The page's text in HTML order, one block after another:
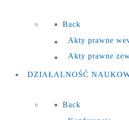
Back
Akty prawne
Akty prawne
DZIAŁALNOŚĆ
Back